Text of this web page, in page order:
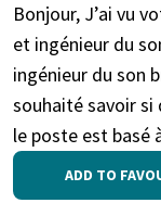
Bonjour, J’ai vu
et ingénieur du
ingénieur du son
souhaité savoir si
le poste est basé
ADD TO